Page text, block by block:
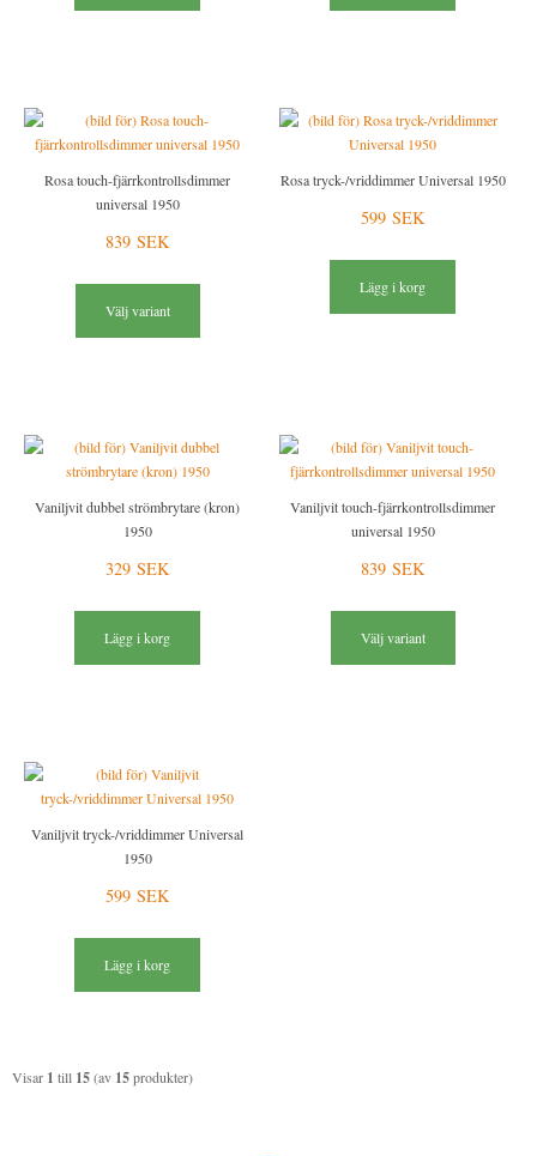
Rosa touch-fjärrkontrollsdimmer
universal 1950
839 SEK
Välj variant
Rosa tryck-/vriddimmer Universal 1950
599 SEK
Lägg i korg
Vaniljvit dubbel strömbrytare (kron)
1950
329 SEK
Lägg i korg
Vaniljvit touch-fjärrkontrollsdimmer
universal 1950
839 SEK
Välj variant
Vaniljvit tryck-/vriddimmer Universal
1950
599 SEK
Lägg i korg
Visar 1 till 15(av 15produkter)